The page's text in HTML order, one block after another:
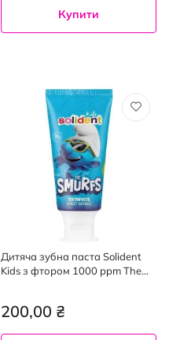
Купити
Дитяча зубна паста Solident
Kids з фтором 1000 ppm The
200,00 ₴